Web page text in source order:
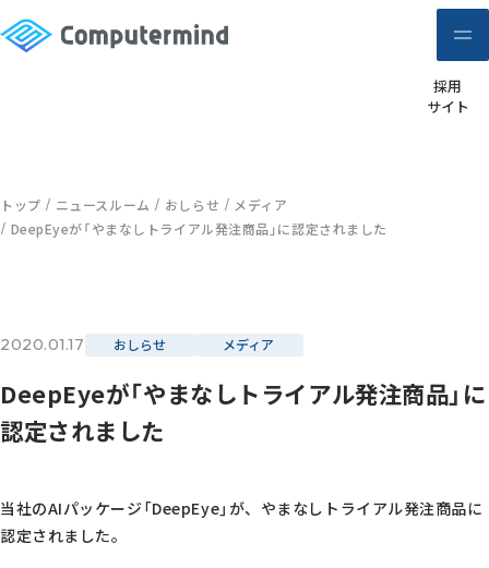
採用
サイト
トップ ニュースルーム おしらせ
メディア
DeepEyeが「やまなしトライアル発注商品」に認定されました
2020.01.17 おしらせ メディア
DeepEyeが「やまなしトライアル発注商品」に
認定されました
当社のAIパッケージ「DeepEye」が、やまなしトライアル発注商品に
認定されました。